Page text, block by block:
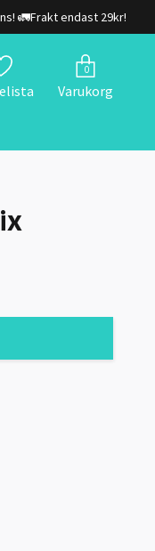
🚛Frakt endast 29kr!
0
Varukorg